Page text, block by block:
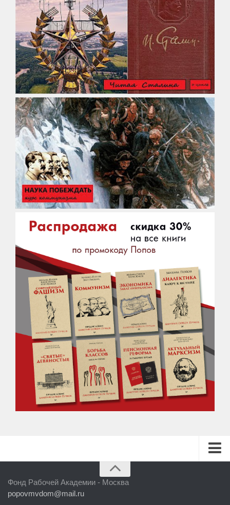
БИБЛИОТЕКА
Фонд Рабочей Академии - Москва
popovmvdom@mail.ru